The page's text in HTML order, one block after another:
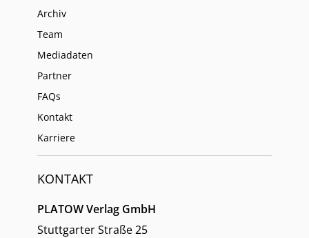
Archiv
Team
Mediadaten
Partner
FAQs
Kontakt
Karriere
KONTAKT
PLATOW Verlag GmbH
Stuttgarter Straße 25